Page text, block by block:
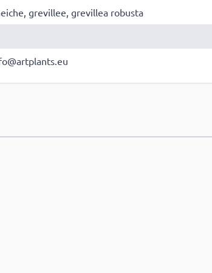
grevillee, grevillea robusta